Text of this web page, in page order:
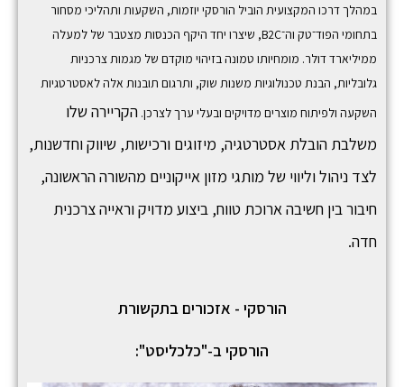
במהלך דרכו המקצועית הוביל הורסקי יוזמות, השקעות ותהליכי מסחור
בתחומי הפוד־טק וה־B2C, שיצרו יחד היקף הכנסות מצטבר של למעלה
ממיליארד דולר. מומחיותו טמונה בזיהוי מוקדם של מגמות צרכניות
גלובליות, הבנת טכנולוגיות משנות שוק, ותרגום תובנות אלה לאסטרטגיות
השקעה ולפיתוח מוצרים מדויקים ובעלי ערך לצרכן. הקריירה שלו
משלבת הובלת אסטרטגיה, מיזוגים ורכישות, שיווק וחדשנות,
לצד ניהול וליווי של מותגי מזון אייקוניים מהשורה הראשונה,
חיבור בין חשיבה ארוכת טווח, ביצוע מדויק וראייה צרכנית
חדה.
הורסקי - אזכורים בתקשורת
הורסקי ב-"כלכליסט":